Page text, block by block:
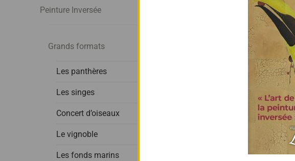
Peinture Inversée
Grands formats
Les panthères
Les singes
Concert d’oiseaux
Le vignoble
Les fonds marins